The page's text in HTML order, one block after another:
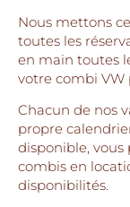
Nous mettons
toutes les
en main toutes
votre combi VW
Chacun de nos
propre
disponible,
combis en
disponibilités.